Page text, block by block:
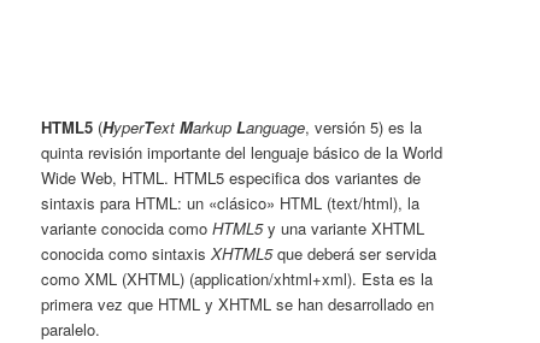
HTML5 (HyperTextMarkupLanguage, versión 5) es la
quinta revisión importante del lenguaje básico de la World
Wide Web, HTML. HTML5 especifica dos variantes de
sintaxis para HTML: un «clásico» HTML (text/html), la
variante conocida comoHTML5y una variante XHTML
conocida como sintaxisXHTML5que deberá ser servida
como XML (XHTML) (application/xhtml+xml). Esta es la
primera vez que HTML y XHTML se han desarrollado en
paralelo.